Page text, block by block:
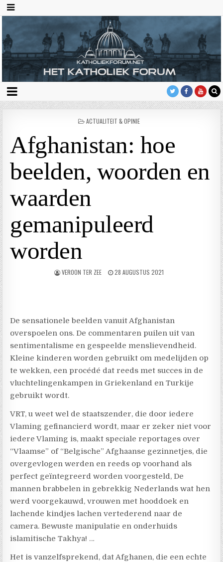
GEPLAATST
ACTUALITEIT & OPINIE
Afghanistan: hoe
beelden, woorden en
waarden
gemanipuleerd
worden
VEROON TER ZEE 28 AUGUSTUS 2021
De sensationele beelden vanuit Afghanistan
overspoelen ons. De commentaren puilen uit van
sentimentalisme en gespeelde menslievendheid.
Kleine kinderen worden gebruikt om medelijden op
te wekken, een procédé dat reeds met succes in de
vluchtelingenkampen in Griekenland en Turkije
gebruikt wordt.
VRT, u weet wel de staatszender, die door iedere
Vlaming gefinancierd wordt, maar er zeker niet voor
iedere Vlaming is, maakt speciale reportages over
“Vlaamse” of “Belgische” Afghaanse gezinnetjes, die
overgevlogen werden en reeds op voorhand als
perfect geïntegreerd worden voorgesteld, De
mannen brabbelen in gebrekkig Nederlands wat hen
werd voorgekauwd, vrouwen met hooddoek en
lachende kindjes lachen vertederend naar de
camera. Bewuste manipulatie en onderhuids
islamitische Takhya! …
Het is vanzelfsprekend, dat Afghanen, die een echte